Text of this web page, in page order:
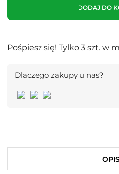
DODAJ DO
Pośpiesz się! Tylko 3 szt. w
Dlaczego zakupy u nas?
OPIS